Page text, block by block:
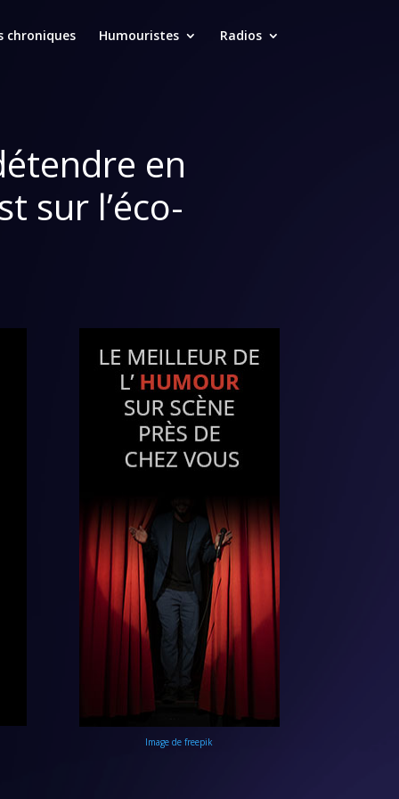
chroniques Humouristes Radios
en
sur l’éco-
Image de freepik